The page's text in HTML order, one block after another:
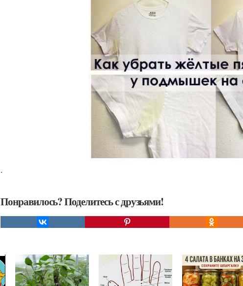
.
Понравилось? Поделитесь с друзьями!